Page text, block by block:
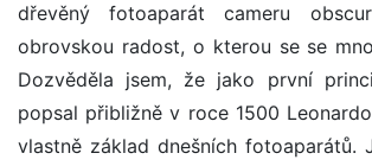
dřevěný fotoaparát cameru
obrovskou radost, o kterou se se
Dozvěděla jsem, že jako první
popsal přibližně v roce 1500
vlastně základ dnešních fotoaparátů.